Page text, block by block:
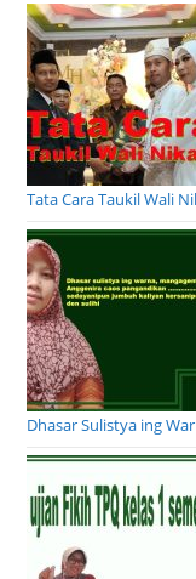
Tata Cara Taukil Wali
Dhasar Sulistya ing